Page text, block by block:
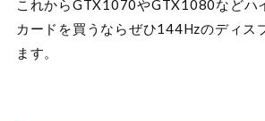
これからGTX1070やGTX1080などハ
カードを買うならぜひ144Hzのディス
ます。